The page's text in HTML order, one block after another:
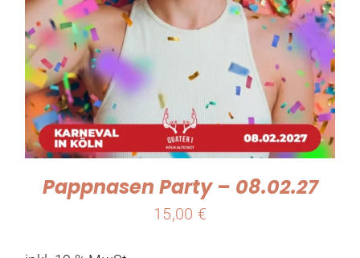
Pappnasen Party – 08.02.27
15,00 €